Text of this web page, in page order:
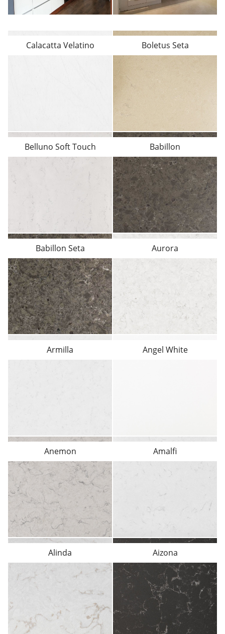
Calacatta Velatino Boletus Seta
Belluno Soft Touch Babillon
Babillon Seta Aurora
Armilla Angel White
Anemon Amalfi
Alinda Aizona